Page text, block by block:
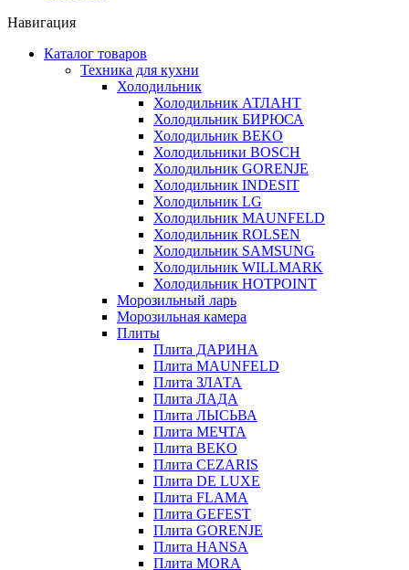
Навигация
Каталог товаров
Техника для кухни
Холодильник
Холодильник АТЛАНТ
Холодильник БИРЮСА
Холодильник BEKO
Холодильники BOSCH
Холодильник GORENJE
Холодильник INDESIT
Холодильник LG
Холодильник MAUNFELD
Холодильник ROLSEN
Холодильник SAMSUNG
Холодильник WILLMARK
Холодильник HOTPOINT
Морозильный ларь
Морозильная камера
Плиты
Плита ДАРИНА
Плита MAUNFELD
Плита ЗЛАТА
Плита ЛАДА
Плита ЛЫСЬВА
Плита МЕЧТА
Плита BEKO
Плита CEZARIS
Плита DE LUXE
Плита FLAMA
Плита GEFEST
Плита GORENJE
Плита HANSA
Плита MORA